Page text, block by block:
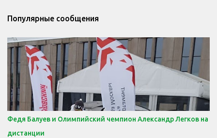
Популярные сообщения
Федя Балуев и Олимпийский чемпион Александр Легков на
дистанции